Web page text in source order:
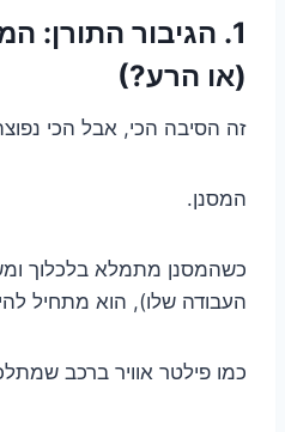
1. הגיבור התורן:
(או הרע?)
זה הסיבה הכי, אבל הכי נפוצה
המסנן.
כשהמסנן מתמלא בלכלוך
העבודה שלו), הוא מתחיל
כמו פילטר אוויר ברכב